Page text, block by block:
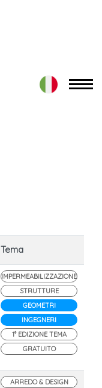
Tema
IMPERMEABILIZZAZIONE
STRUTTURE
GEOMETRI
INGEGNERI
1° EDIZIONE TEMA
GRATUITO
ARREDO & DESIGN